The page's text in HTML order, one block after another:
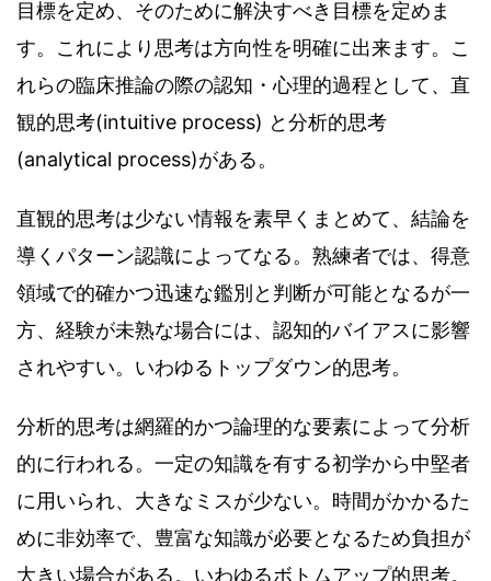
目標を定め、そのために解決すべき目標を定めま
す。これにより思考は方向性を明確に出来ます。こ
れらの臨床推論の際の認知・心理的過程として、直
観的思考(intuitive process) と分析的思考
(analytical process)がある。
直観的思考は少ない情報を素早くまとめて、結論を
導くパターン認識によってなる。熟練者では、得意
領域で的確かつ迅速な鑑別と判断が可能となるが一
方、経験が未熟な場合には、認知的バイアスに影響
されやすい。いわゆるトップダウン的思考。
分析的思考は網羅的かつ論理的な要素によって分析
的に行われる。一定の知識を有する初学から中堅者
に用いられ、大きなミスが少ない。時間がかかるた
めに非効率で、豊富な知識が必要となるため負担が
大きい場合がある。いわゆるボトムアップ的思考。